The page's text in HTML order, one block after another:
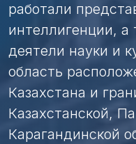
работали
интеллигенции, а
деятели науки и
область
Казахстана и
Казахстанской,
Карагандинской